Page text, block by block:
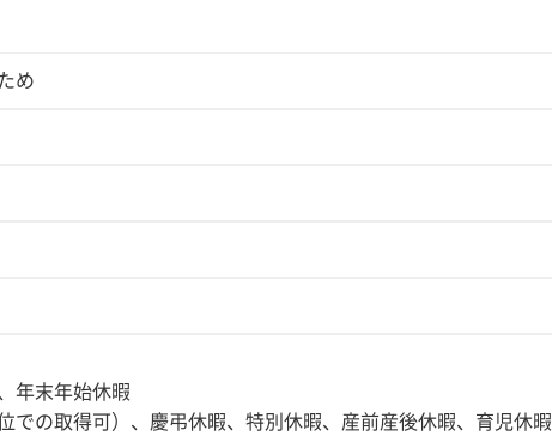
め
年末年始休暇
での取得可）、慶弔休暇、特別休暇、産前産後休暇、育児休